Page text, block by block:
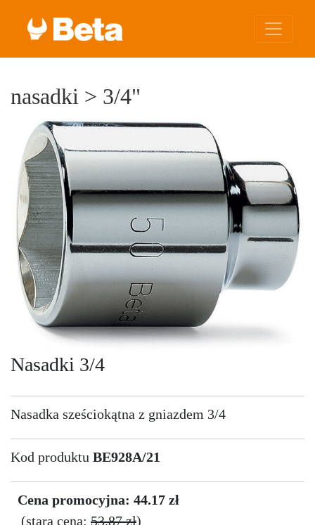
nasadki > 3/4"
Nasadki 3/4
Nasadka sześciokątna z gniazdem 3/4
Kod produktu BE928A/21
Cena promocyjna: 44.17 zł
(stara cena: 53.87 zł)